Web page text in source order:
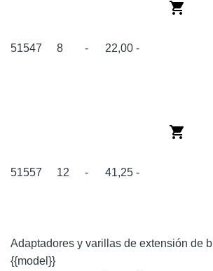
51547 8 - 22,00 -
51557 12 - 41,25 -
Adaptadores y varillas de extensión de
{{model}}